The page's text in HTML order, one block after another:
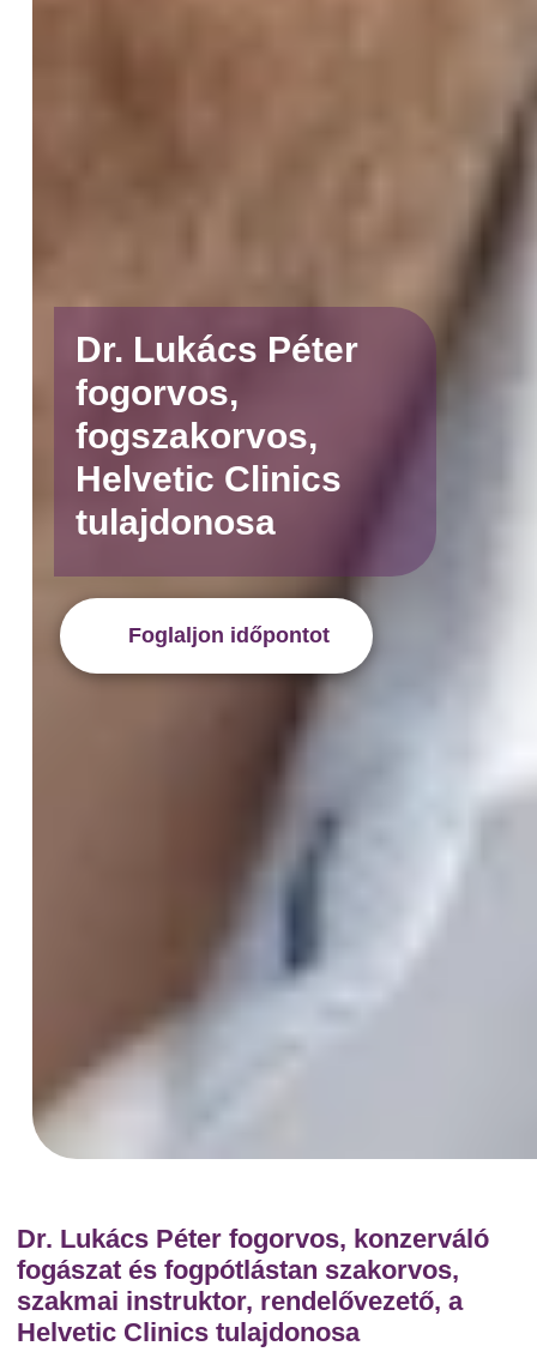
Dr. Lukács Péter
fogorvos,
fogszakorvos,
Helvetic Clinics
tulajdonosa
Foglaljon időpontot
Dr. Lukács Péter fogorvos, konzerváló
fogászat és fogpótlástan szakorvos,
szakmai instruktor, rendelővezető, a
Helvetic Clinics tulajdonosa